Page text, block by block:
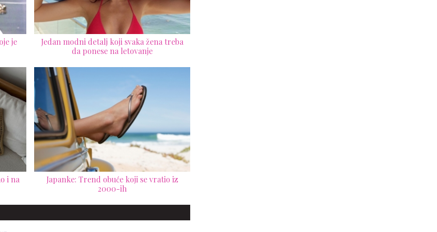
je
Jedan modni detalj koji svaka žena treba
da ponese na letovanje
i na
Japanke: Trend obuće koji se vratio iz
2000-ih